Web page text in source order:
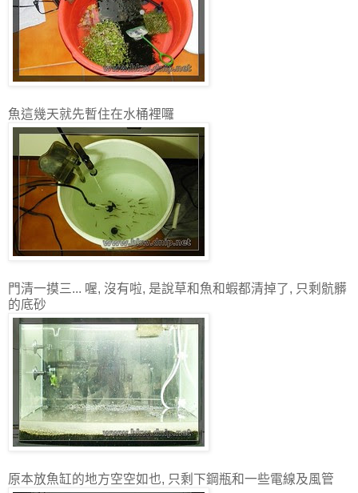
魚這幾天就先暫住在水桶裡囉
門清一摸三... 喔, 沒有啦, 是說草和魚和蝦都清掉了, 只剩骯髒
的底砂
原本放魚缸的地方空空如也, 只剩下鋼瓶和一些電線及風管